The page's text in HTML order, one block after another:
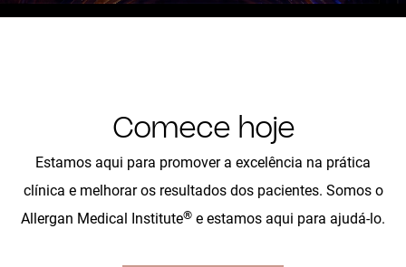
Comece hoje
Estamos aqui para promover a excelência na prática
clínica e melhorar os resultados dos pacientes. Somos o
Allergan Medical Institute® e estamos aqui para ajudá-lo.